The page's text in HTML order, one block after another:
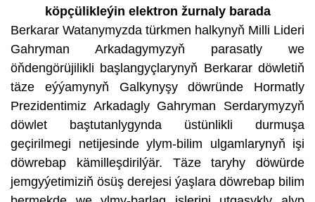
köpçülikleýin elektron žurnaly barada
Berkarar Watanymyzda türkmen halkynyň Milli Lideri
Gahryman Arkadagymyzyň parasatly we
öňdengörüjilikli başlangyçlarynyň Berkarar döwletiň
täze eýýamynyň Galkynyşy döwründe Hormatly
Prezidentimiz Arkadagly Gahryman Serdarymyzyň
döwlet baştutanlygynda üstünlikli durmuşa
geçirilmegi netijesinde ylym-bilim ulgamlarynyň işi
döwrebap kämilleşdirilýär. Täze taryhy döwürde
jemgyýetimiziň ösüş derejesi ýaşlara döwrebap bilim